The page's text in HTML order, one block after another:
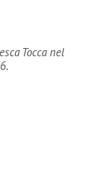
Tocca nel